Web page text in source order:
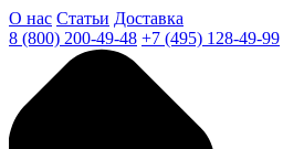
О нас Статьи Доставка
8 (800) 200-49-48 +7 (495) 128-49-99